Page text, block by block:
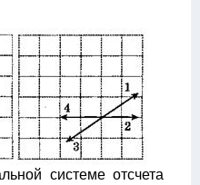
системе отсчета